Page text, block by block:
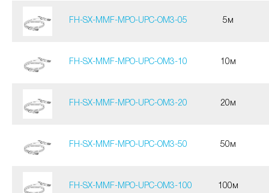
FH-SX-MMF-MPO-UPC-OM3-05 5м
FH-SX-MMF-MPO-UPC-OM3-10 10м
FH-SX-MMF-MPO-UPC-OM3-20 20м
FH-SX-MMF-MPO-UPC-OM3-50 50м
FH-SX-MMF-MPO-UPC-OM3-100 100м